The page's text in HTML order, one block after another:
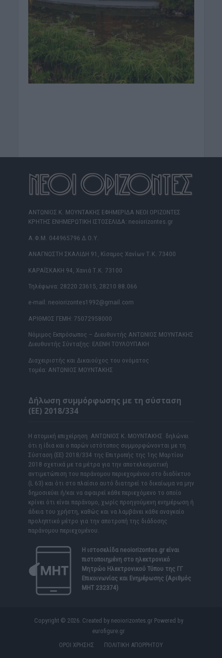
ΑΝΤΩΝΙΟΣ Κ. ΜΟΥΝΤΑΚΗΣ ΕΦΗΜΕΡΙΔΑ ΝΕΟΙ ΟΡΙΖΟΝΤΕΣ
ΚΡΗΤΗΣ ΕΝΗΜΕΡΩΤΙΚΗ ΙΣΤΟΣΕΛΙΔΑ: neoiorizontes.gr
Α.Φ.Μ. 044965796 Δ.Ο.Υ.
ΑΝΑΓΝΩΣΤΗ ΣΚΑΛΙΔΗ 91, Κίσαμος Χανίων Τ.Κ. 73400
ΚΑΡΑΪΣΚΑΚΗ 94, Χανιά Τ.Κ. 73100
Τηλέφωνα: 28220 23615, 28210 88.066
e-mail: neoiorizontes1992@gmail.com
ΑΡΙΘΜΟΣ ΓΕΜΗ: 75072958000
Νόμιμος Εκπρόσωπος – Διευθυντής ΑΝΤΩΝΙΟΣ ΜΟΥΝΤΑΚΗΣ
Διευθυντής Σύνταξης: ΕΛΕΝΗ ΤΟΥΛΟΥΠΑΚΗ
Διαχειριστής και Δικαιούχος του ονόματος
τομέα: ΑΝΤΩΝΙΟΣ ΜΟΥΝΤΑΚΗΣ
Δήλωση συμμόρφωσης με τη σύσταση
(ΕΕ) 2018/334
Η ατομική επιχείρηση ΑΝΤΩΝΙΟΣ Κ. ΜΟΥΝΤΑΚΗΣ δηλώνει
ότι η ίδια και ο παρών ιστότοπος συμμορφώνονται με τη
Σύσταση (ΕΕ) 2018/334 της Επιτροπής της 1ης Μαρτίου
2018 σχετικά με τα μέτρα για την αποτελεσματική
αντιμετώπιση του παράνομου περιεχομένου στο διαδίκτυο
(L 63) και ότι στο πλαίσιο αυτό διατηρεί το δικαίωμα να μην
δημοσιεύει ή/και να αφαιρεί κάθε περιεχόμενο το οποίο
κρίνει ότι είναι παράνομο, χωρίς προηγούμενη ενημέρωση ή
άδεια του χρήστη, καθώς και να λαμβάνει κάθε αναγκαίο
προληπτικό μέτρο για την αποτροπή της διάδοσης
παράνομου περιεχομένου.
Η ιστοσελίδα neoiorizontes.grείναι
πιστοποιημένη στο ηλεκτρονικό
Μητρώο Ηλεκτρονικού Τύπου της ΓΓ
Επικοινωνίας και Ενημέρωσης (Αριθμός
ΜΗΤ 232374)
Copyright © 2026. Created by neoiorizontes.gr Powered by
eurofigure.gr
ΟΡΟΙ ΧΡΗΣΗΣ
ΠΟΛΙΤΙΚΗ ΑΠΟΡΡΗΤΟΥ